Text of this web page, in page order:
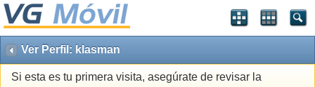
Ver Perfil: klasman
Si esta es tu primera visita, asegúrate de revisar la